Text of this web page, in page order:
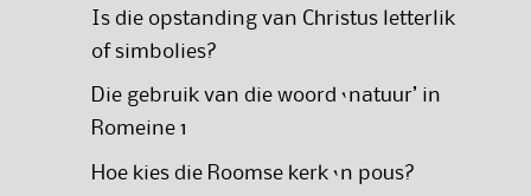
Is die opstanding van Christus letterlik
of simbolies?
Die gebruik van die woord ‘natuur’ in
Romeine 1
Hoe kies die Roomse kerk ‘n pous?